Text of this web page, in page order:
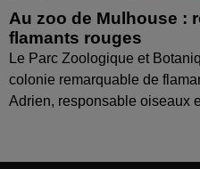
Au zoo de Mulhouse :
flamants rouges
Le Parc Zoologique et
colonie remarquable de
Adrien, responsable oiseaux